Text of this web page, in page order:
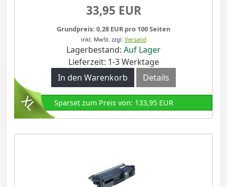
33,95 EUR
Grundpreis: 0,28 EUR pro 100 Seiten
inkl. MwSt. zzgl. Versand
Lagerbestand: Auf Lager
Lieferzeit: 1-3 Werktage
In den Warenkorb
Details
Sparset zum Preis von: 133,95 EUR